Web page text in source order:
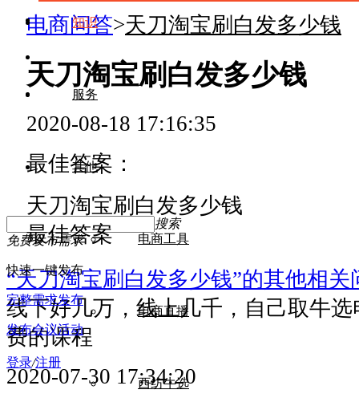
知识
服务
其他
电商工具
电商直播
西纺牛选
搜索
免费发布需求
快速一键发布
完整需求发布
发布会议活动
登录/注册
电商问答>天刀淘宝刷白发多少钱
天刀淘宝刷白发多少钱
2020-08-18 17:16:35
最佳答案：
天刀淘宝刷白发多少钱
最佳答案
“天刀淘宝刷白发多少钱”的其他相关
线下好几万，线上几千，自己取牛
费的课程
2020-07-30 17:34:20